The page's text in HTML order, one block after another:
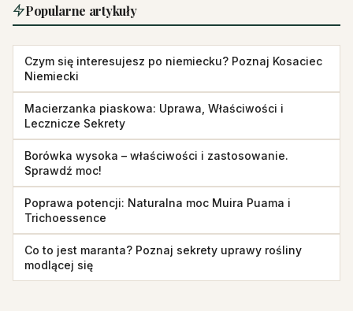
Popularne artykuły
Czym się interesujesz po niemiecku? Poznaj Kosaciec
Niemiecki
Macierzanka piaskowa: Uprawa, Właściwości i
Lecznicze Sekrety
Borówka wysoka – właściwości i zastosowanie.
Sprawdź moc!
Poprawa potencji: Naturalna moc Muira Puama i
Trichoessence
Co to jest maranta? Poznaj sekrety uprawy rośliny
modlącej się